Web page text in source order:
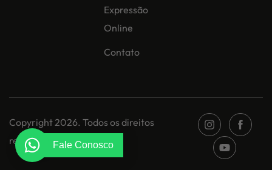
Fale Conosco
Expressão
Online
Contato
Copyright 2026. Todos os direitos
reservados.